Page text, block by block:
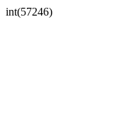
int(57246)